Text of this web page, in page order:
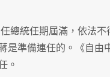
總統任期屆滿，依法不
是準備連任的。《自由
。